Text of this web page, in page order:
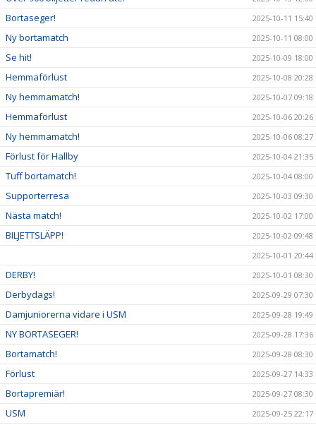
Bortaseger! 2025-10-11 15:40
Ny bortamatch 2025-10-11 08:00
Se hit! 2025-10-09 18:00
Hemmaförlust 2025-10-08 20:28
Ny hemmamatch! 2025-10-07 09:18
Hemmaförlust 2025-10-06 20:26
Ny hemmamatch! 2025-10-06 08:27
Förlust för Hallby 2025-10-04 21:35
Tuff bortamatch! 2025-10-04 08:00
Supporterresa 2025-10-03 09:30
Nästa match! 2025-10-02 17:00
BILJETTSLÄPP!
2025-10-02 09:48
2025-10-01 20:44
DERBY! 2025-10-01 08:30
Derbydags! 2025-09-29 07:30
Damjuniorerna vidare i USM 2025-09-28 19:49
NY BORTASEGER! 2025-09-28 17:36
Bortamatch! 2025-09-28 08:30
Förlust 2025-09-27 14:33
Bortapremiär! 2025-09-27 08:30
USM 2025-09-25 22:17